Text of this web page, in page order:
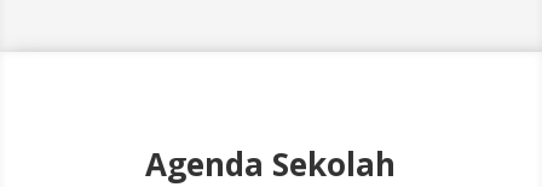
Agenda Sekolah